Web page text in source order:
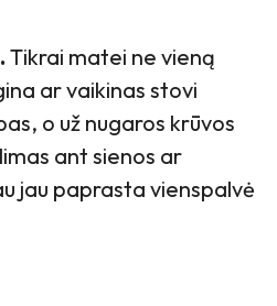
Tikrai matei ne vieną
ar vaikinas stovi
o už nugaros krūvos
ant sienos ar
jau paprasta vienspalvė